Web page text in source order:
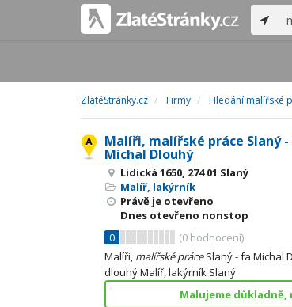
ZlatéStránky.cz Firmy Hledání malířské
Malíři, malířské práce Slaný
Michal Dlouhý
Lidická 1650, 274 01 Slaný
Malíř, lakýrník
Právě je otevřeno
Dnes otevřeno nonstop
0
(0 hodnocení)
Malíři, malířské práceSlaný - fa Michal
dlouhý Malíř, lakýrník Slaný
Malujeme důkladně,